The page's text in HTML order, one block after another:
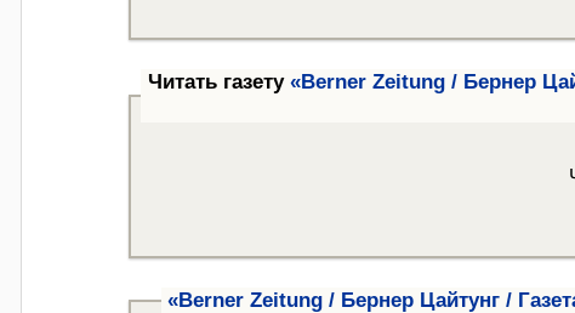
Читать газету «Berner Zeitung / Бернер
«Berner Zeitung / Бернер Цайтунг /